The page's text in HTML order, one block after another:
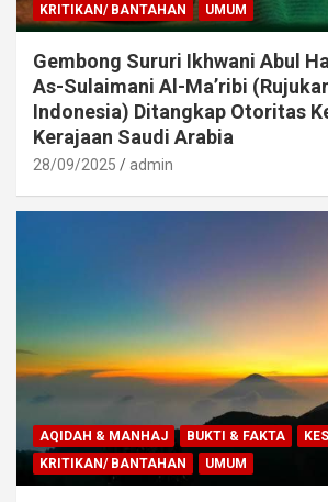
KRITIKAN/ BANTAHAN
UMUM
Gembong Sururi Ikhwani Abul
As-Sulaimani Al-Ma’ribi
Indonesia) Ditangkap Otoritas
Kerajaan Saudi Arabia
28/09/2025 admin
AQIDAH & MANHAJ BUKTI & FAKTA
KRITIKAN/ BANTAHAN
UMUM